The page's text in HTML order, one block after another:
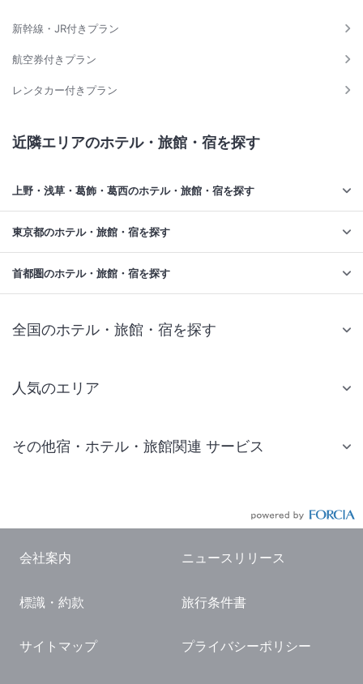
新幹線・JR付きプラン
航空券付きプラン
レンタカー付きプラン
近隣エリアのホテル・旅館・宿を探す
上野・浅草・葛飾・葛西のホテル・旅館・宿を探す
東京都のホテル・旅館・宿を探す
首都圏のホテル・旅館・宿を探す
全国のホテル・旅館・宿を探す
人気のエリア
仙台 ホテル
東京ドーム ホテル
横浜 ホテル
熱海 ホテル
その他宿・ホテル・旅館関連 サービス
国内観光ガイド
旅行・観光情報
会社案内 ニュースリリース
標識・約款 旅行条件書
サイトマップ プライバシーポリシー